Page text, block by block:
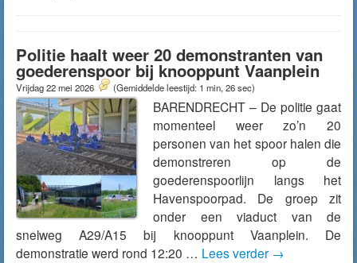
Politie haalt weer 20 demonstranten van
goederenspoor bij knooppunt Vaanplein
Vrijdag 22 mei 2026 (Gemiddelde leestijd: 1 min, 26 sec)
BARENDRECHT – De politie gaat
momenteel weer zo’n 20
personen van het spoor halen die
demonstreren op de
goederenspoorlijn langs het
Havenspoorpad. De groep zit
onder een viaduct van de
snelweg A29/A15 bij knooppunt Vaanplein. De
demonstratie werd rond 12:20 … Lees verder →